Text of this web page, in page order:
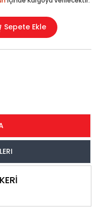
Sepete Ekle